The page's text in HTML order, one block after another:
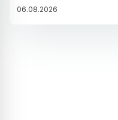
06.08.2026